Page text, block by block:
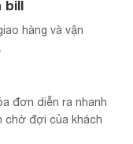
bill
hàng và vận
đơn diễn ra nhanh
chờ đợi của khách